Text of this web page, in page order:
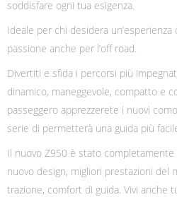
soddisfare ogni tua esigenza.
Ideale per chi desidera
passione anche per l’off road.
Divertiti e sfida i percorsi più
dinamico, maneggevole, compatto e
passeggero apprezzerete i nuovi
serie di permetterà una guida più
Il nuovo Z950 è stato
nuovo design, migliori prestazioni del
trazione, comfort di guida. Vivi anche